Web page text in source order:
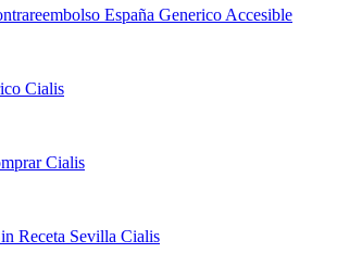
España Generico Accesible
Cialis
Cialis
Receta Sevilla Cialis